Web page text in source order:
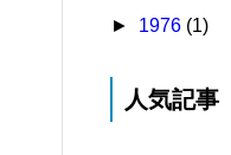
► 1976 (1)
人気記事